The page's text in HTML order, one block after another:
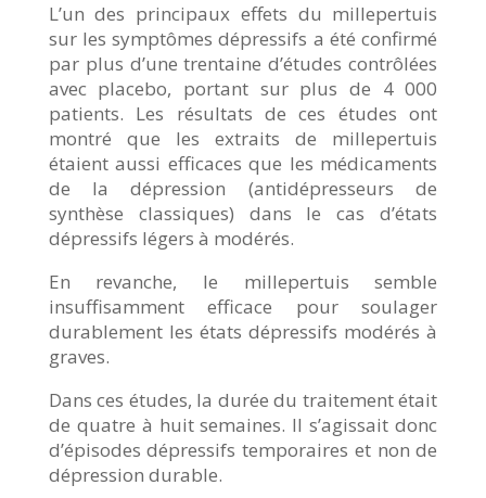
L’un des principaux effets du millepertuis
sur les symptômes dépressifs a été confirmé
par plus d’une trentaine d’études contrôlées
avec placebo, portant sur plus de 4 000
patients. Les résultats de ces études ont
montré que les extraits de millepertuis
étaient aussi efficaces que les médicaments
de la dépression (antidépresseurs de
synthèse classiques) dans le cas d’états
dépressifs légers à modérés.
En revanche, le millepertuis semble
insuffisamment efficace pour soulager
durablement les états dépressifs modérés à
graves.
Dans ces études, la durée du traitement était
de quatre à huit semaines. Il s’agissait donc
d’épisodes dépressifs temporaires et non de
dépression durable.